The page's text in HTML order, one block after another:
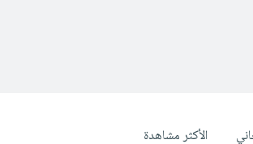
الأكثر مشاهدة